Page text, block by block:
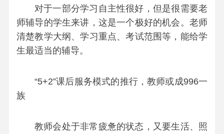
对于一部分学习自主性很好，但是很需要老
师辅导的学生来讲，这是一个极好的机会。老师
清楚教学大纲、学习重点、考试范围等，能给学
生最适当的辅导。
“5+2”课后服务模式的推行，教师或成996一
族
教师会处于非常疲惫的状态，又要生活、照